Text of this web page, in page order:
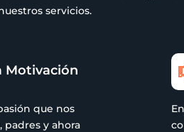
servicios.
Motivación
que nos
padres y ahora
En